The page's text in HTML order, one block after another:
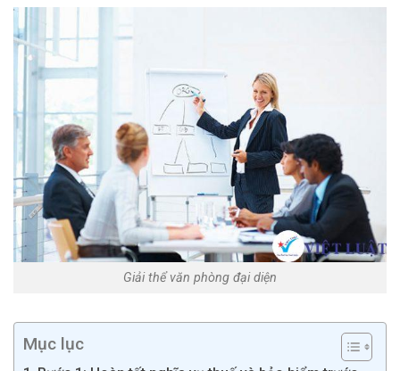
Giải thể văn phòng đại diện
Mục lục